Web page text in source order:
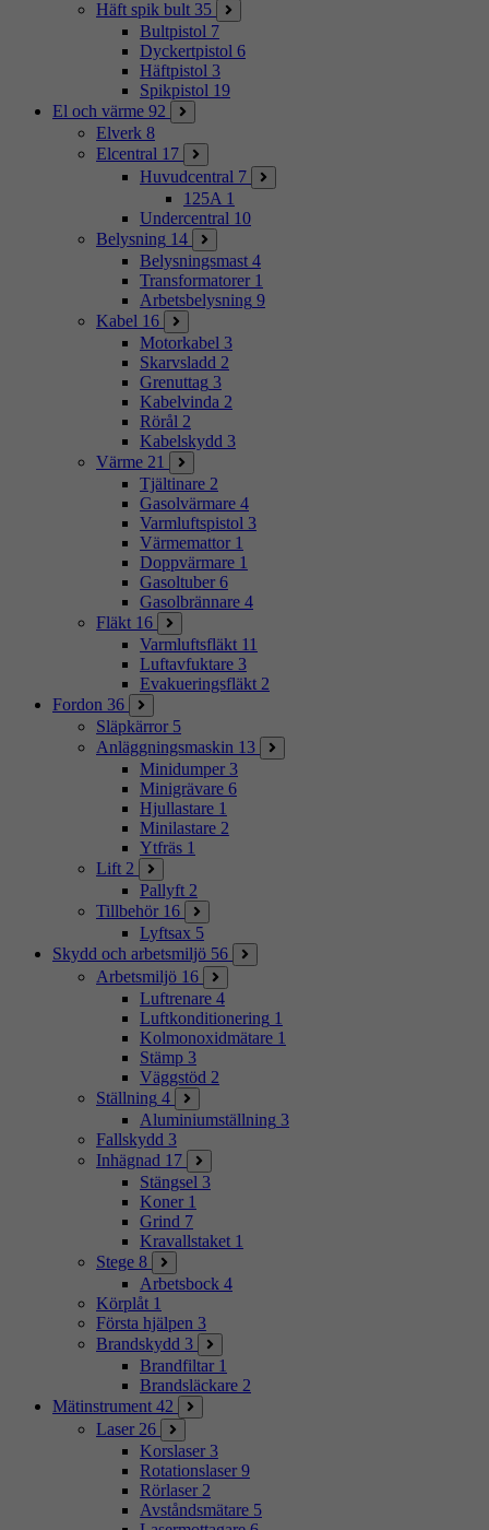
Häft spik bult 35
Bultpistol 7
Dyckertpistol 6
Häftpistol 3
Spikpistol 19
El och värme 92
Elverk 8
Elcentral 17
Huvudcentral 7
125A 1
Undercentral 10
Belysning 14
Belysningsmast 4
Transformatorer 1
Arbetsbelysning 9
Kabel 16
Motorkabel 3
Skarvsladd 2
Grenuttag 3
Kabelvinda 2
Rörål 2
Kabelskydd 3
Värme 21
Tjältinare 2
Gasolvärmare 4
Varmluftspistol 3
Värmemattor 1
Doppvärmare 1
Gasoltuber 6
Gasolbrännare 4
Fläkt 16
Varmluftsfläkt 11
Luftavfuktare 3
Evakueringsfläkt 2
Fordon 36
Släpkärror 5
Anläggningsmaskin 13
Minidumper 3
Minigrävare 6
Hjullastare 1
Minilastare 2
Ytfräs 1
Lift 2
Pallyft 2
Tillbehör 16
Lyftsax 5
Skydd och arbetsmiljö 56
Arbetsmiljö 16
Luftrenare 4
Luftkonditionering 1
Kolmonoxidmätare 1
Stämp 3
Väggstöd 2
Ställning 4
Aluminiumställning 3
Fallskydd 3
Inhägnad 17
Stängsel 3
Koner 1
Grind 7
Kravallstaket 1
Stege 8
Arbetsbock 4
Körplåt 1
Första hjälpen 3
Brandskydd 3
Brandfiltar 1
Brandsläckare 2
Mätinstrument 42
Laser 26
Korslaser 3
Rotationslaser 9
Rörlaser 2
Avståndsmätare 5